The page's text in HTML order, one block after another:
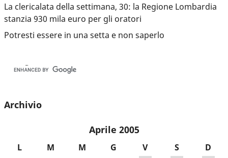
La clericalata della settimana, 30: la Regione Lombardia
stanzia 930 mila euro per gli oratori
Potresti essere in una setta e non saperlo
Archivio
Aprile 2005
L M M G V S
D